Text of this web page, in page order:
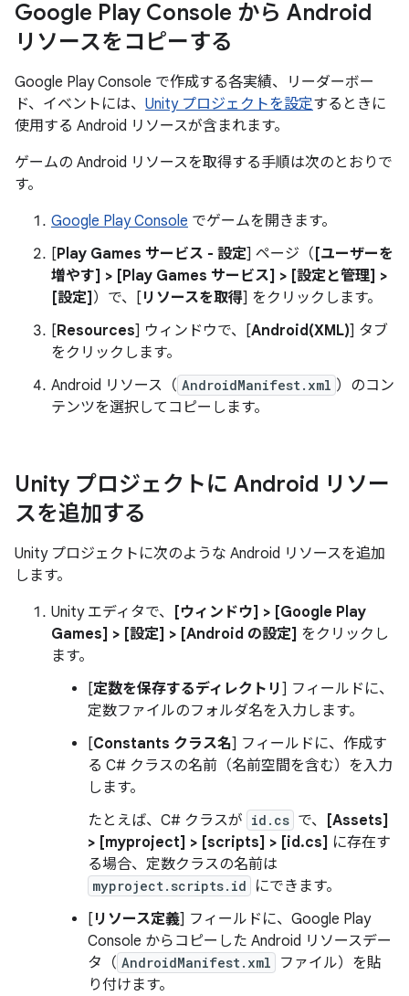
Google Play Console から Android
リソースをコピーする
Google Play Console で作成する各実績、リーダーボー
ド、イベントには、 Unity プロジェクトを設定するときに
使用する Android リソースが含まれます。
ゲームの Android リソースを取得する手順は次のとおりで
す。
Google Play Console でゲームを開きます。
[Play Games サービス - 設定] ページ（ [ユーザーを
増やす] > [Play Games サービス] > [設定と管理] >
[設定] ）で、[ リソースを取得] をクリックします。
[Resources] ウィンドウで、[Android(XML)] タブ
をクリックします。
Android リソース（ AndroidManifest.xml ）のコン
テンツを選択してコピーします。
Unity プロジェクトに Android リソー
スを追加する
Unity プロジェクトに次のような Android リソースを追加
します。
Unity エディタで、
[ウィンドウ] > [Google Play
Games] > [設定] > [Android の設定] をクリックし
ます。
[定数を保存するディレクトリ] フィールドに、
定数ファイルのフォルダ名を入力します。
[Constants クラス名] フィールドに、作成す
る C# クラスの名前（名前空間を含む）を入力
します。
たとえば、C# クラスが id.cs で、
[Assets]
> [myproject] > [scripts] > [id.cs] に存在す
る場合、定数クラスの名前は
myproject.scripts.id
にできます。
[ リソース定義] フィールドに、Google Play
Console からコピーした Android リソースデー
タ（ AndroidManifest.xml
ファイル）を貼
り付けます。